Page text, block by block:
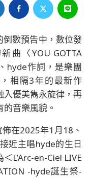
倒數預告中，數位發
曲〈YOU GOTTA
hyde作詞，是樂團
相隔3年的最新作
入優美雋永旋律，再
音樂風貌。
在2025年1月18、
近主唱hyde的生日
L’Arc-en-Ciel LIVE
-hyde誕生祭-